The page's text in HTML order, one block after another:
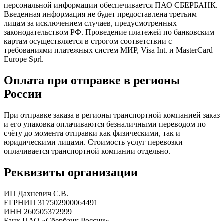
персональной информации обеспечивается ПАО СБЕРБАНК.
Введенная информация не будет предоставлена третьим
лицам за исключением случаев, предусмотренных
законодательством РФ. Проведение платежей по банковским
картам осуществляется в строгом соответствии с
требованиями платежных систем МИР, Visa Int. и MasterCard
Europe Sprl.
Оплата при отправке в регионы
России
При отправке заказа в регионы транспортной компанией заказ
и его упаковка оплачиваются безналичными переводом по
счёту до момента отправки как физическими, так и
юридическими лицами. Стоимость услуг перевозки
оплачивается транспортной компании отдельно.
Реквизиты организации
ИП Дахневич С.В.
ЕГРНИП 317502900064491
ИНН 260505372999